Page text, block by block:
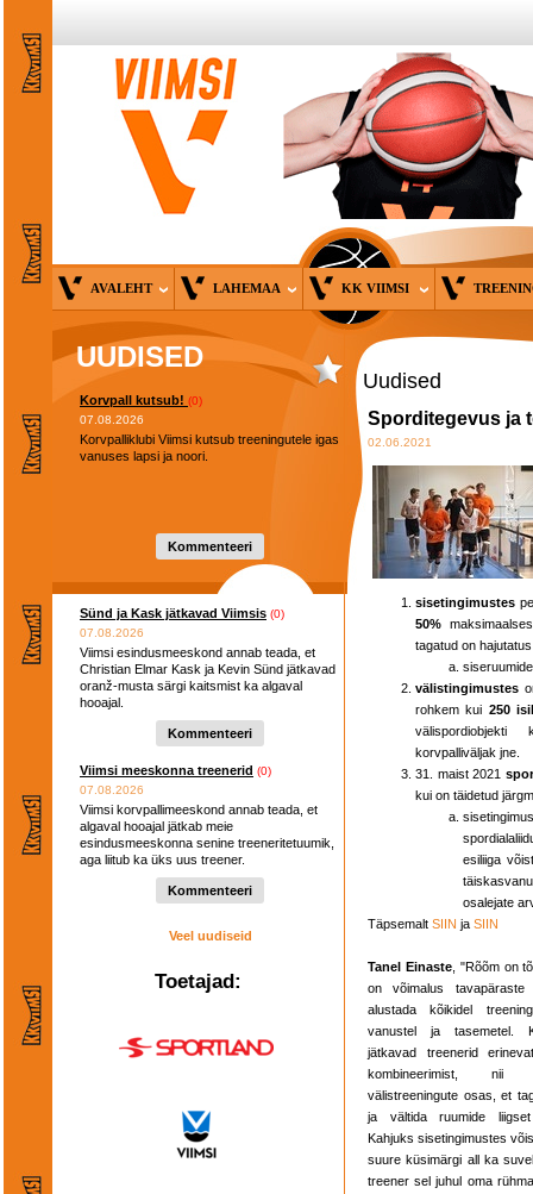
AVALEHT LAHEMAA KK VIIMSI
UUDISED
Korvpall kutsub! (0)
07.08.2026
Korvpalliklubi Viimsi kutsub treeningutele igas
vanuses lapsi ja noori.
Kommenteeri
Sünd ja Kask jätkavad Viimsis (0)
07.08.2026
Viimsi esindusmeeskond annab teada, et
Christian Elmar Kask ja Kevin Sünd jätkavad
oranž-musta särgi kaitsmist ka algaval
hooajal.
Kommenteeri
Viimsi meeskonna treenerid (0)
07.08.2026
Viimsi korvpallimeeskond annab teada, et
algaval hooajal jätkab meie
esindusmeeskonna senine treeneritetuumik,
aga liitub ka üks uus treener.
Kommenteeri
Veel uudiseid
Toetajad:
Uudised
Sporditegevus ja
02.06.2021
sisetingimustes
50%
tagatud on
välistingimustes
rohkem kui 250
välispordiobjekti
korvpalliväljak jne.
31. maist 2021
kui on täidetud
esiliiga
osalejate
Täpsemalt SIIN ja SIIN
Tanel Einaste, "Rõõm on
on võimalus tavapäraste
alustada kõikidel
vanustel ja tasemetel.
jätkavad treenerid
kombineerimist,
välistreeningute osas, et
ja vältida ruumide liigset
Kahjuks sisetingimustes
suure küsimärgi all ka
treener sel juhul oma